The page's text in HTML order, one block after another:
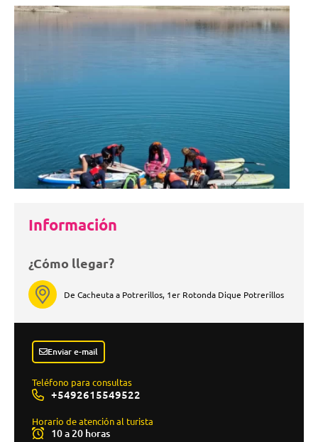
Información
¿Cómo llegar?
De Cacheuta a Potrerillos, 1er Rotonda Dique Potrerillos
Teléfono para consultas
+5492615549522
Enviar e-mail
Horario de atención al turista
10 a 20 horas